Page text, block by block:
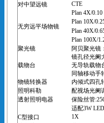
对中望远镜
CTE
无穷远平场物镜
Plan 4X/
Plan 10X/
Plan 40X/
Plan 100X/
聚光镜
阿贝聚光镜
镜孔径光阑
载物台
无导轨载物
同轴移动手
物镜转换器
内倾式四孔
照明科勒
配视场光阑
透射照明电器
保险丝管
适配3W
C型接口
1X